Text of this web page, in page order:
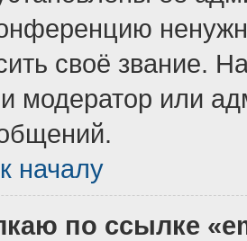
своё звание.
модератор или
началу
по ссылке